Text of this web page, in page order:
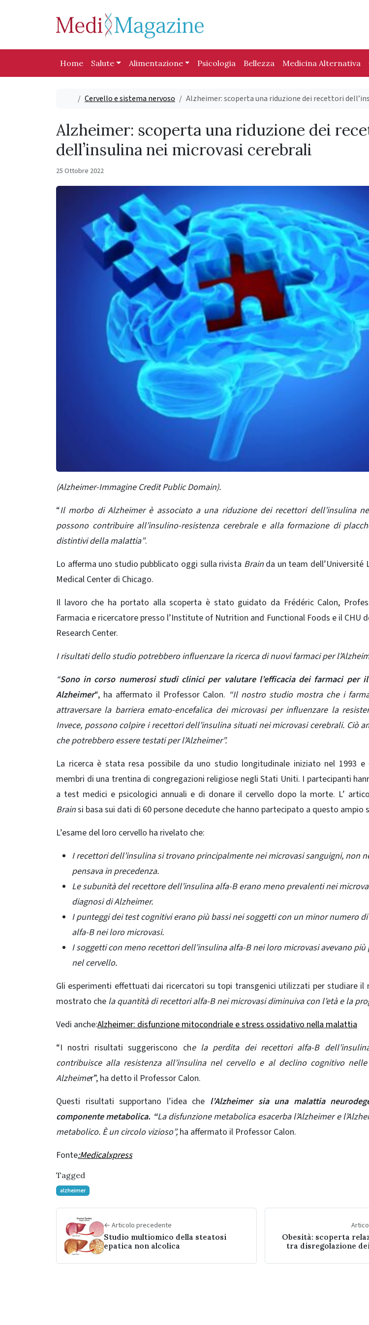
Home Salute Alimentazione Psicologia Bellezza Medicina Alternativa
Home
Cervello e sistema nervoso Alzheimer: scoperta una riduzione dei recettori
Alzheimer: scoperta una riduzione dei
dell’insulina nei microvasi cerebrali
25 Ottobre 2022
(Alzheimer-Immagine Credit Public Domain).
“Il morbo di Alzheimer è associato a una riduzione dei recettori dell’insulina
possono contribuire all’insulino-resistenza cerebrale e alla formazione di
distintivi della malattia”.
Lo afferma uno studio pubblicato oggi sulla rivista Brainda un team dell’Université
Medical Center di Chicago.
Il lavoro che ha portato alla scoperta è stato guidato da Frédéric Calon,
Farmacia e ricercatore presso l’Institute of Nutrition and Functional Foods e il CHU
Research Center.
I risultati dello studio potrebbero influenzare la ricerca di nuovi farmaci per
“Sono in corso numerosi studi cliniciper valutare l’efficacia dei farmaci per
Alzheimer“, ha affermato il Professor Calon. “Il nostro studio mostra che i
attraversare la barriera emato-encefalica dei microvasi per influenzare la
Invece, possono colpire i recettori dell’insulina situati nei microvasi cerebrali. Ciò
che potrebbero essere testati per l’Alzheimer”.
La ricerca è stata resa possibile da uno studio longitudinale iniziato nel 1993 e
membri di una trentina di congregazioni religiose negli Stati Uniti. I partecipanti
a test medici e psicologici annuali e di donare il cervello dopo la morte. L’
Brainsi basa sui dati di 60 persone decedute che hanno partecipato a questo ampio
L’esame del loro cervello ha rivelato che:
I recettori dell’insulina si trovano principalmente nei microvasi sanguigni, non
pensava in precedenza.
Le subunità del recettore dell’insulina alfa-B erano meno prevalenti nei
diagnosi di Alzheimer.
I punteggi dei test cognitivi erano più bassi nei soggetti con un minor numero
alfa-B nei loro microvasi.
I soggetti con meno recettori dell’insulina alfa-B nei loro microvasi avevano
nel cervello.
Gli esperimenti effettuati dai ricercatori su topi transgenici utilizzati per studiare il
mostrato che la quantità di recettori alfa-B nei microvasi diminuiva con l’età e la
Vedi anche:Alzheimer: disfunzione mitocondriale e stress ossidativo nella malattia
“I nostri risultati suggeriscono che la perdita dei recettori alfa-B
contribuisce alla resistenza all’insulinanel cervello e al declino cognitivo
Alzheimer”, ha detto il Professor Calon.
Questi risultati supportano l’idea che l’Alzheimer sia una malattia
componente metabolica. “La disfunzione metabolica esacerba l’Alzheimer e
metabolico. È un circolo vizioso”,ha affermato il Professor Calon.
Fonte:Medicalxpress
Tagged
alzheimer
← Articolo precedente
Studio multiomico della steatosi
epatica non alcolica
Obesità: scoperta
tra disregolazione